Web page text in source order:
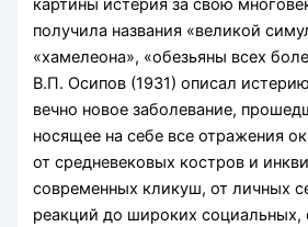
картины истерия за свою
получила названия «великой
«хамелеона», «обезьяны всех
В.П. Осипов (1931) описал
вечно новое заболевание,
носящее на себе все отражения
от средневековых костров и
современных кликуш, от личных
реакций до широких социальных,